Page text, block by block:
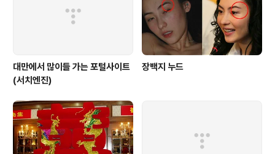
장탕은 닭을 잡고 손질하면서 만들어 제공하는데, 얼큰하
니 그 맛이 일품입니다.닭내장탕이 나오고 나서 이미 처..
대만에서 많이들 가는 포털사이트
(서치엔진)
장백지 누드